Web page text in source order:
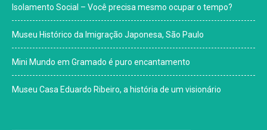
Isolamento Social – Você precisa mesmo ocupar o tempo?
Museu Histórico da Imigração Japonesa, São Paulo
Mini Mundo em Gramado é puro encantamento
Museu Casa Eduardo Ribeiro, a história de um visionário